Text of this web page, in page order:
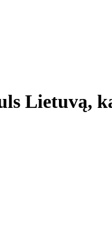
Lietuvą,